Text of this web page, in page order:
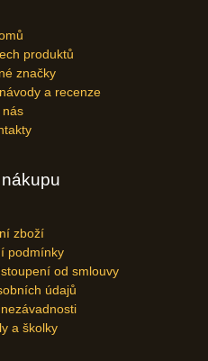
produktů
značky
a recenze
nás
zboží
podmínky
od smlouvy
údajů
a školky